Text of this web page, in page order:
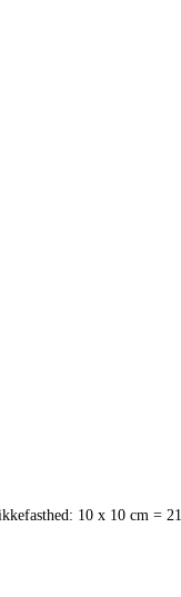
10 x 10 cm =